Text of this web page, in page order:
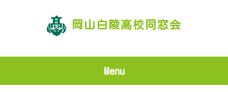
岡山白陵高校同窓会
Menu